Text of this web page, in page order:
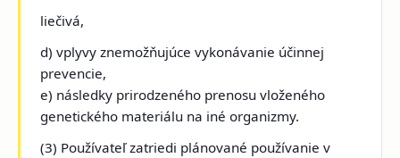
liečivá,
d) vplyvy znemožňujúce vykonávanie účinnej
prevencie,
e) následky prirodzeného prenosu vloženého
genetického materiálu na iné organizmy.
(3) Používateľ zatriedi plánované používanie v